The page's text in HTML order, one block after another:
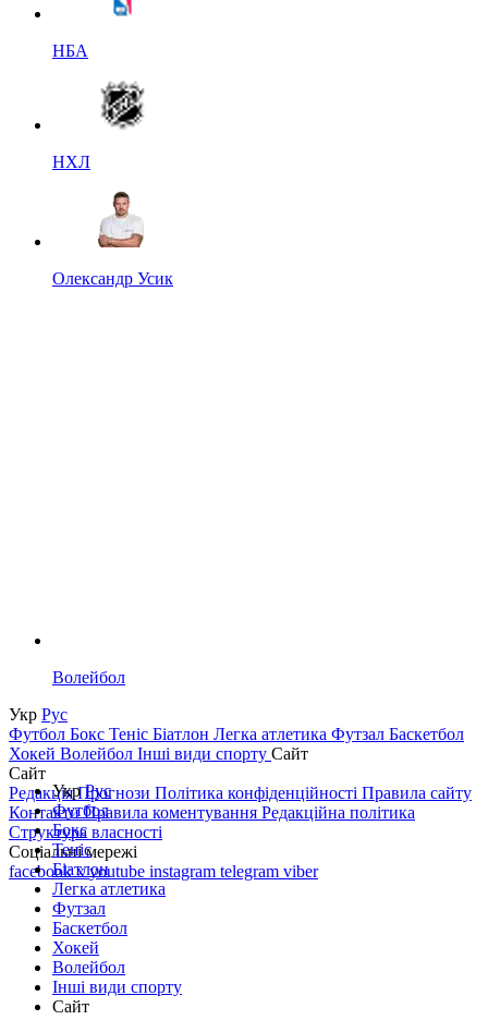
НБА
НХЛ
Олександр Усик
Волейбол
Укр Рус
Футбол Бокс Теніс Біатлон Легка атлетика Футзал Баскетбол
Хокей Волейбол Інші види спорту Сайт
Сайт
РедакціяПрогнози Політика конфіденційності Правила сайту
КонтактиПравила коментування Редакційна політика
Структура власності
Соціальні мережі
facebookxyoutube instagram telegram viber
УкрРус
Футбол
Бокс
Теніс
Біатлон
Легка атлетика
Футзал
Баскетбол
Хокей
Волейбол
Інші види спорту
Сайт